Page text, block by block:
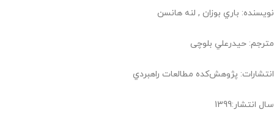
نویسنده: باري بوزان , لنه هانسن
مترجم: حيدرعلي بلوچی
انتشارات: پژوهش‌كده مطالعات راهبردي
سال انتشار:1399